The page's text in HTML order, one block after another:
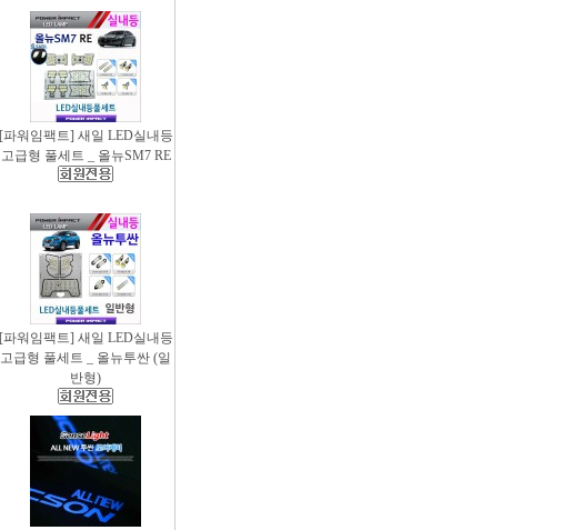
[파워임팩트] 새일 LED실내등
고급형 풀세트 _ 올뉴SM7 RE
[파워임팩트] 새일 LED실내등
고급형 풀세트 _ 올뉴투싼 (일
반형)